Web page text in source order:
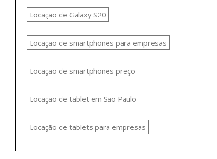
Locação de Galaxy S20
Locação de smartphones para empresas
Locação de smartphones preço
Locação de tablet em São Paulo
Locação de tablets para empresas